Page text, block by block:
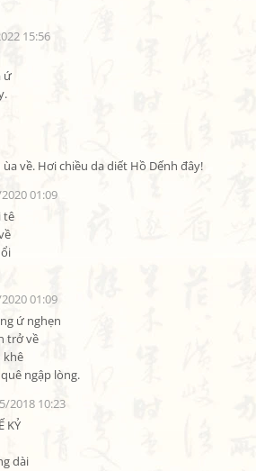
15:56
ứ
về. Hơi chiều da diết Hồ Dếnh đây!
01:09
tê
01:09
ứ nghẹn
trở về
khê
ngập lòng.
2018 10:23
KỶ
dài